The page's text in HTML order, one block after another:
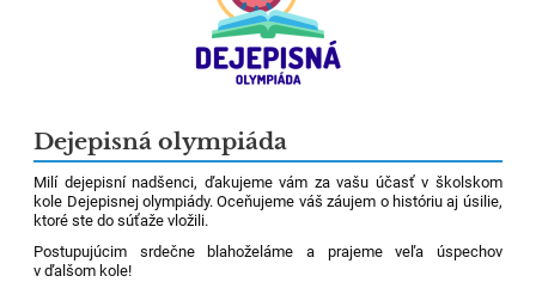
Dejepisná olympiáda
Milí dejepisní nadšenci, ďakujeme vám za vašu účasť v školskom
kole Dejepisnej olympiády. Oceňujeme váš záujem o históriu aj úsilie,
ktoré ste do súťaže vložili.
Postupujúcim srdečne blahoželáme a prajeme veľa úspechov
v ďalšom kole!